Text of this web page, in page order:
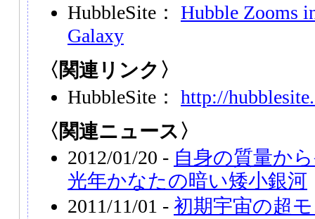
HubbleSite： Hubble Zooms
Galaxy
〈関連リンク〉
HubbleSite： http://
〈関連ニュース〉
2012/01/20 - 自身の質量か
光年かなたの暗い矮小銀河
2011/11/01 - 初期宇宙の超